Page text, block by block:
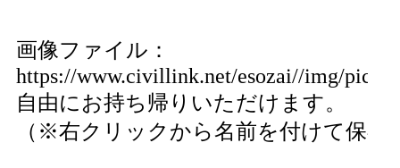
画像ファイル：
https://www.civillink.net/esozai//img/
自由にお持ち帰りいただけます。
（※右クリックから名前を付けて保存